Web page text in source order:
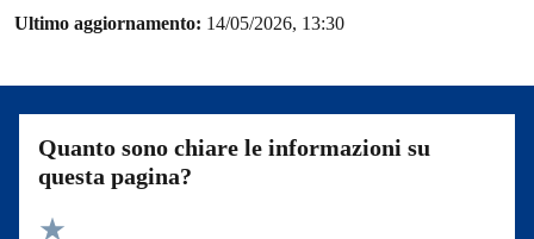
Ultimo aggiornamento: 14/05/2026, 13:30
Quanto sono chiare le informazioni su
questa pagina?